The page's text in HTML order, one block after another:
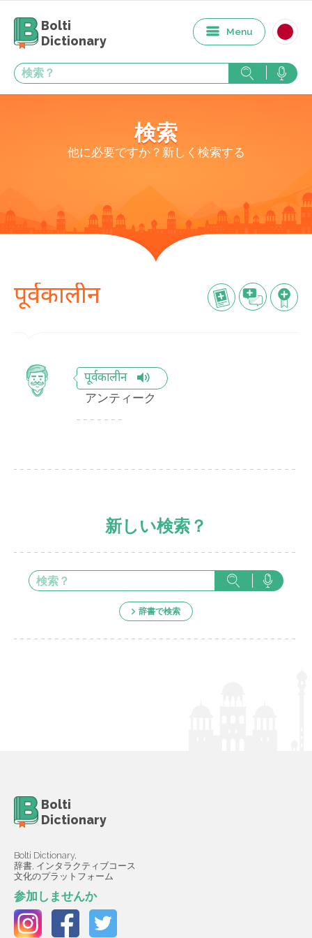
Bolti
Dictionary
Menu
検索
他に必要ですか？新しく検索する
पूर्वकालीन
पूर्वकालीन
アンティーク
新しい検索？
辞書で検索
Bolti
Dictionary
Bolti Dictionary,
辞書, インタラクティブコース
文化のプラットフォーム
参加しませんか